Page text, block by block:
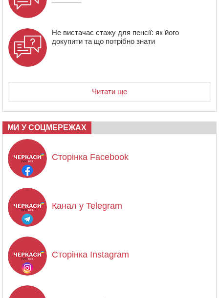
Не вистачає стажу для пенсії: як його
докупити та що потрібно знати
Читати ще
МИ У СОЦМЕРЕЖАХ
Сторінка Facebook
Канал у Telegram
Сторінка Instagram